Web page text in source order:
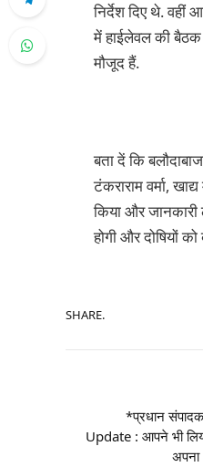
निर्देश दिए थे. वहीं
में हाईलेवल की बैठक
मौजूद हैं.
बता दें कि
टंकराराम वर्मा,
किया और जानकारी
होगी और दोषियों
SHARE.
*प्रधान
Update : आपने भी